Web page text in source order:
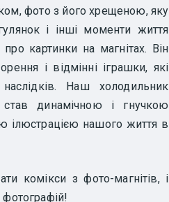
фото з його хрещеною, яку
і інші моменти життя
картинки на магнітах. Він
і відмінні іграшки, які
Наш холодильник
динамічною і гнучкою
ілюстрацією нашого життя в
комікси з фото-магнітів, і
фотографій!